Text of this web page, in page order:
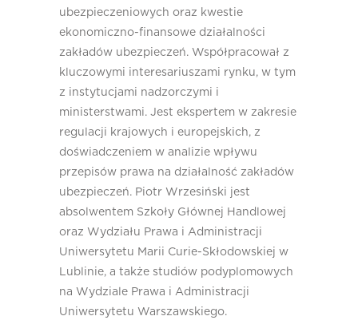
ubezpieczeniowych oraz kwestie
ekonomiczno-finansowe działalności
zakładów ubezpieczeń. Współpracował z
kluczowymi interesariuszami rynku, w tym
z instytucjami nadzorczymi i
ministerstwami. Jest ekspertem w zakresie
regulacji krajowych i europejskich, z
doświadczeniem w analizie wpływu
przepisów prawa na działalność zakładów
ubezpieczeń. Piotr Wrzesiński jest
absolwentem Szkoły Głównej Handlowej
oraz Wydziału Prawa i Administracji
Uniwersytetu Marii Curie-Skłodowskiej w
Lublinie, a także studiów podyplomowych
na Wydziale Prawa i Administracji
Uniwersytetu Warszawskiego.